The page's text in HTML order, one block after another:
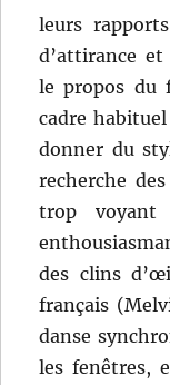
leurs
d’attirance
le propos du
cadre
donner du
recherche
trop
des clins
français
danse
les fenêtres,